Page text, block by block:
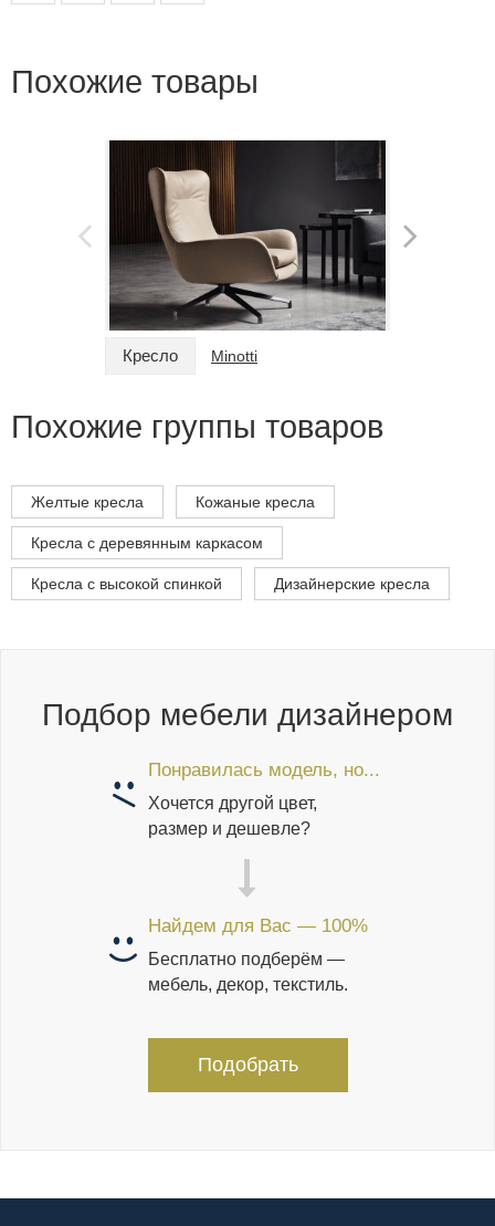
Похожие товары
Кресло Minotti
Похожие группы товаров
Желтые кресла Кожаные кресла
Кресла с деревянным каркасом
Кресла с высокой спинкой Дизайнерские кресла
Подбор мебели дизайнером
Понравилась модель, но...
Хочется другой цвет,
размер и дешевле?
Найдем для Вас — 100%
Бесплатно подберём —
мебель, декор, текстиль.
Подобрать